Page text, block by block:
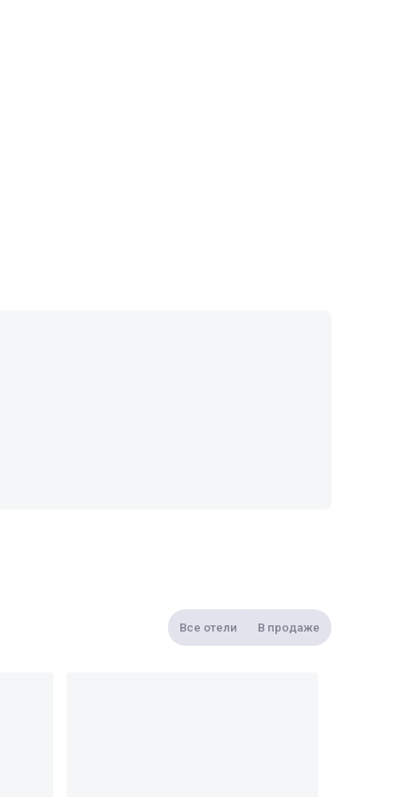
Все отели В продаже